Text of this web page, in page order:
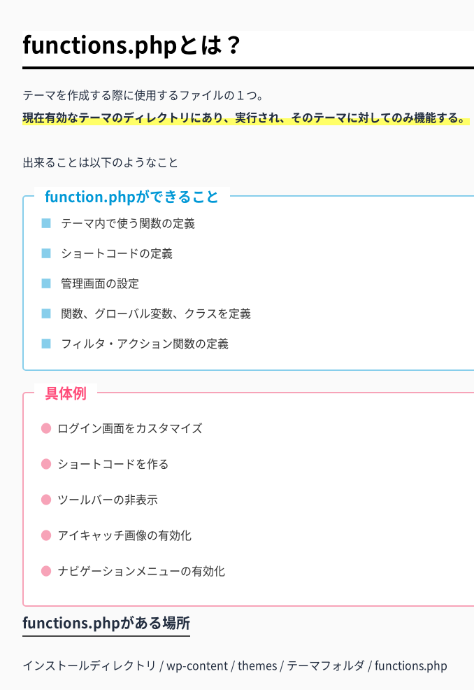
functions.phpとは？
テーマを作成する際に使用するファイルの１つ。
現在有効なテーマのディレクトリにあり、実行され、そのテーマに対してのみ機能する。
出来ることは以下のようなこと
function.phpができること
テーマ内で使う関数の定義
ショートコードの定義
管理画面の設定
関数、グローバル変数、クラスを定義
フィルタ・アクション関数の定義
具体例
ログイン画面をカスタマイズ
ショートコードを作る
ツールバーの非表示
アイキャッチ画像の有効化
ナビゲーションメニューの有効化
functions.phpがある場所
インストールディレクトリ / wp-content / themes / テーマフォルダ / functions.php